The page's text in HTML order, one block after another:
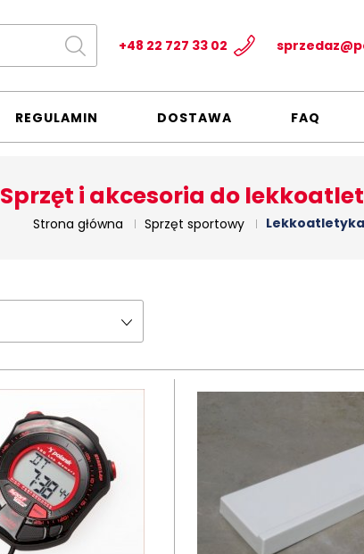
+48 22 727 33 02
REGULAMIN DOSTAWA FAQ
Sprzęt i akcesoria do
Strona główna Sprzęt sportowy Lekkoatletyka